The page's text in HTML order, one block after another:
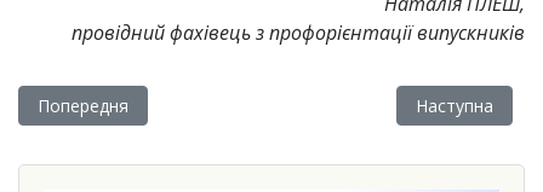
провідний фахівець з профорієнтації випускників
Попередня стаття: Оголошення: зустрічі з кандидатами на
Попередня Наступна
Наступна